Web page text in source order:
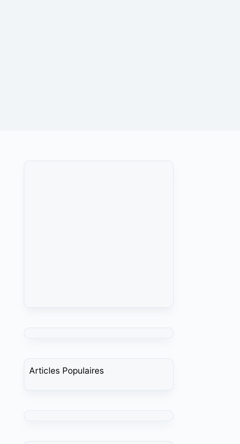
Articles Populaires